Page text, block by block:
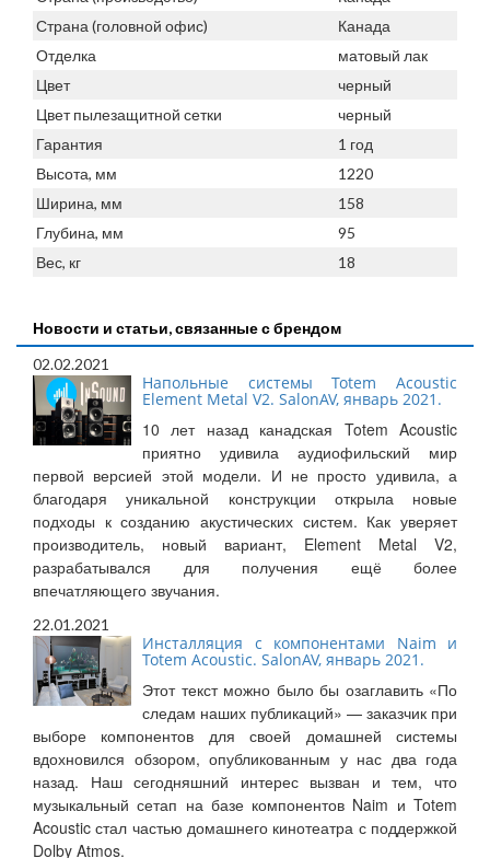
Страна (головной офис)
Канада
Отделка
матовый лак
Цвет
черный
Цвет пылезащитной сетки
черный
Гарантия
1 год
Высота, мм
1220
Ширина, мм
158
Глубина, мм
95
Вес, кг
18
Новости и статьи, связанные с брендом
02.02.2021
Напольные системы Totem Acoustic
Element Metal V2. SalonAV, январь 2021.
10 лет назад канадская Totem Acoustic
приятно удивила аудиофильский мир
первой версией этой модели. И не просто удивила, а
благодаря уникальной конструкции открыла новые
подходы к созданию акустических систем. Как уверяет
производитель, новый вариант, Element Metal V2,
разрабатывался для получения ещё более
впечатляющего звучания.
22.01.2021
Инсталляция с компонентами Naim и
Totem Acoustic. SalonAV, январь 2021.
Этот текст можно было бы озаглавить «По
следам наших публикаций» — заказчик при
выборе компонентов для своей домашней системы
вдохновился обзором, опубликованным у нас два года
назад. Наш сегодняшний интерес вызван и тем, что
музыкальный сетап на базе компонентов Naim и Totem
Acoustic стал частью домашнего кинотеатра с поддержкой
Dolby Atmos.